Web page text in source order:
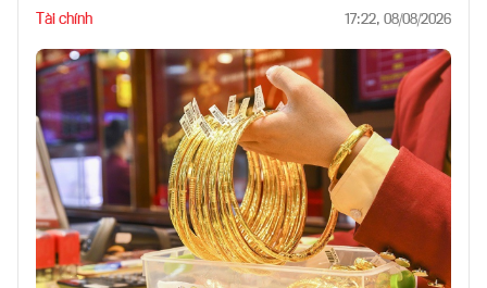
Tài chính 17:22, 08/08/2026